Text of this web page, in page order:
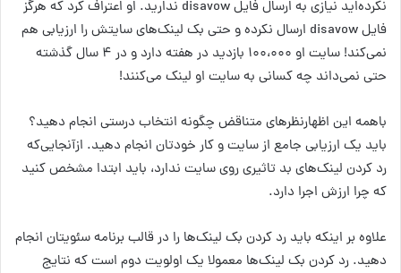
نکرده‌اید نیازی به ارسال فایل disavow ندارید. او اعتراف کرد که هرگز
فایل disavow ارسال نکرده و حتی بک لینک‌های سایتش را ارزیابی هم
نمی‌کند! سایت او ۱۰۰،۰۰۰ بازدید در هفته دارد و در ۴ سال گذشته
حتی نمی‌داند چه کسانی به سایت او لینک می‌کنند!
باهمه این اظهارنظرهای متناقض چگونه انتخاب درستی انجام دهید؟
باید یک ارزیابی جامع از سایت و کار خودتان انجام دهید. ازآنجایی‌که
رد کردن لینک‌های بد تاثیری روی سایت‌ ندارد، باید ابتدا مشخص کنید
که چرا ارزش اجرا دارد.
علاوه بر اینکه باید رد کردن بک لینک‌ها را در قالب برنامه سئویتان انجام
دهید. رد کردن بک لینک‌ها معمولا یک اولویت دوم است که نتایج